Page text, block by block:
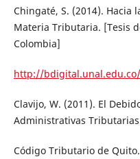
Chingaté, S. (2014). Hacia
Materia Tributaria. [Tesis
Colombia]
http://
Clavijo, W. (2011). El
Administrativas
Código Tributario de